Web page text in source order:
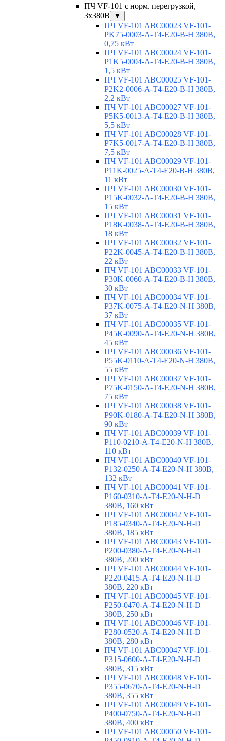
ПЧ VF-101 с норм. перегрузкой,
3х380В
▼
ПЧ VF-101 ABC00023 VF-101-
PK75-0003-A-T4-E20-B-H 380В,
0,75 кВт
ПЧ VF-101 ABC00024 VF-101-
P1K5-0004-A-T4-E20-B-H 380В,
1,5 кВт
ПЧ VF-101 ABC00025 VF-101-
P2K2-0006-A-T4-E20-B-H 380В,
2,2 кВт
ПЧ VF-101 ABC00027 VF-101-
P5K5-0013-A-T4-E20-B-H 380В,
5,5 кВт
ПЧ VF-101 ABC00028 VF-101-
P7K5-0017-A-T4-E20-B-H 380В,
7,5 кВт
ПЧ VF-101 ABC00029 VF-101-
P11K-0025-A-T4-E20-B-H 380В,
11 кВт
ПЧ VF-101 ABC00030 VF-101-
P15K-0032-A-T4-E20-B-H 380В,
15 кВт
ПЧ VF-101 ABC00031 VF-101-
P18K-0038-A-T4-E20-B-H 380В,
18 кВт
ПЧ VF-101 ABC00032 VF-101-
P22K-0045-A-T4-E20-B-H 380В,
22 кВт
ПЧ VF-101 ABC00033 VF-101-
P30K-0060-A-T4-E20-B-H 380В,
30 кВт
ПЧ VF-101 ABC00034 VF-101-
P37K-0075-A-T4-E20-N-H 380В,
37 кВт
ПЧ VF-101 ABC00035 VF-101-
P45K-0090-A-T4-E20-N-H 380В,
45 кВт
ПЧ VF-101 ABC00036 VF-101-
P55K-0110-A-T4-E20-N-H 380В,
55 кВт
ПЧ VF-101 ABC00037 VF-101-
P75K-0150-A-T4-E20-N-H 380В,
75 кВт
ПЧ VF-101 ABC00038 VF-101-
P90K-0180-A-T4-E20-N-H 380В,
90 кВт
ПЧ VF-101 ABC00039 VF-101-
P110-0210-A-T4-E20-N-H 380В,
110 кВт
ПЧ VF-101 ABC00040 VF-101-
P132-0250-A-T4-E20-N-H 380В,
132 кВт
ПЧ VF-101 ABC00041 VF-101-
P160-0310-A-T4-E20-N-H-D
380В, 160 кВт
ПЧ VF-101 ABC00042 VF-101-
P185-0340-A-T4-E20-N-H-D
380В, 185 кВт
ПЧ VF-101 ABC00043 VF-101-
P200-0380-A-T4-E20-N-H-D
380В, 200 кВт
ПЧ VF-101 ABC00044 VF-101-
P220-0415-A-T4-E20-N-H-D
380В, 220 кВт
ПЧ VF-101 ABC00045 VF-101-
P250-0470-A-T4-E20-N-H-D
380В, 250 кВт
ПЧ VF-101 ABC00046 VF-101-
P280-0520-A-T4-E20-N-H-D
380В, 280 кВт
ПЧ VF-101 ABC00047 VF-101-
P315-0600-A-T4-E20-N-H-D
380В, 315 кВт
ПЧ VF-101 ABC00048 VF-101-
P355-0670-A-T4-E20-N-H-D
380В, 355 кВт
ПЧ VF-101 ABC00049 VF-101-
P400-0750-A-T4-E20-N-H-D
380В, 400 кВт
ПЧ VF-101 ABC00050 VF-101-